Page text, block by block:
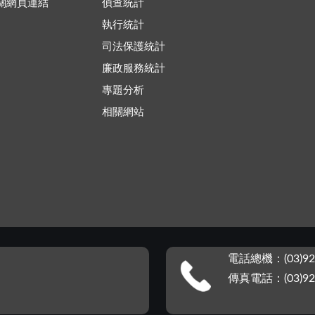
網頁連結 偵查統計
執行統計
司法保護統計
廉政服務統計
專題分析
相關網站
電話總機：
傳真電話：